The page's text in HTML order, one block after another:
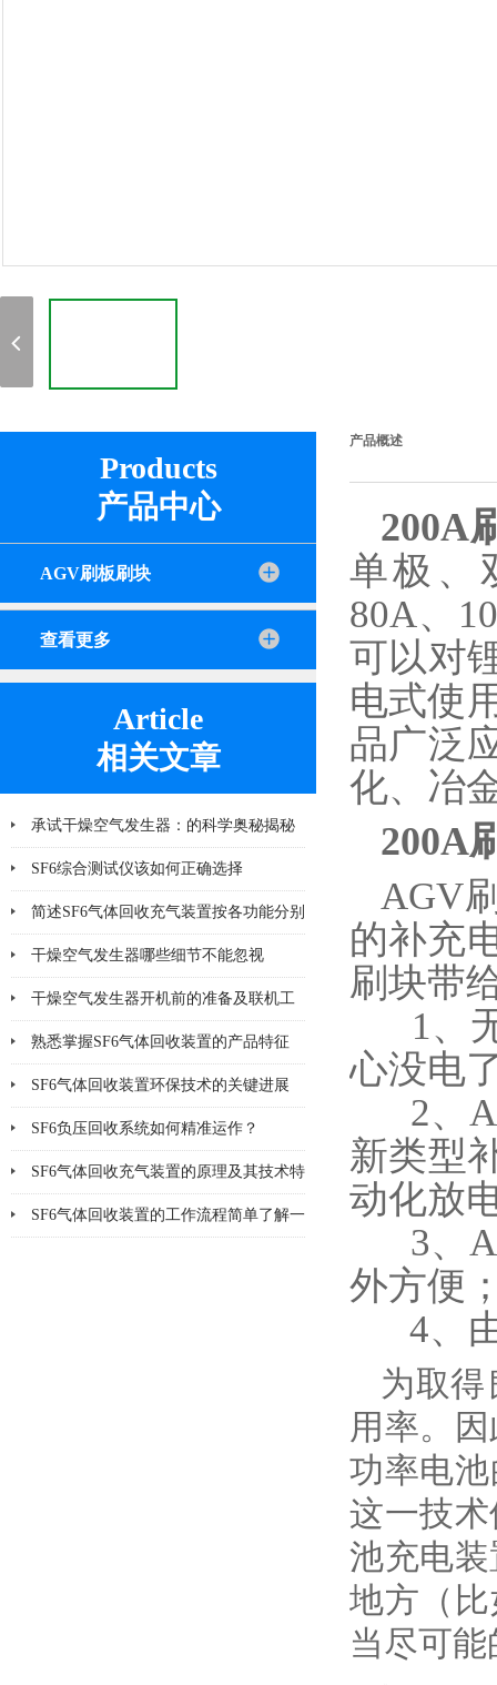
Products
产品中心
AGV刷板刷块
查看更多
Article
相关文章
承试干燥空气发生器：的科学奥秘揭秘
SF6综合测试仪该如何正确选择
简述SF6气体回收充气装置按各功能分别
说明其操作
干燥空气发生器哪些细节不能忽视
干燥空气发生器开机前的准备及联机工
作有哪些
熟悉掌握SF6气体回收装置的产品特征
SF6气体回收装置环保技术的关键进展
SF6负压回收系统如何精准运作？
SF6气体回收充气装置的原理及其技术特
点分析
SF6气体回收装置的工作流程简单了解一
产品概述
200A
单极、
80A、
可以对
电式使
品广泛
化、冶
200A
AGV
的补充
刷块带
1、无
心没电
2、
新类型
动化放
3、
外方便
4、由
为取
用率。
功率电
这一技
池充电
地方（
当尽可